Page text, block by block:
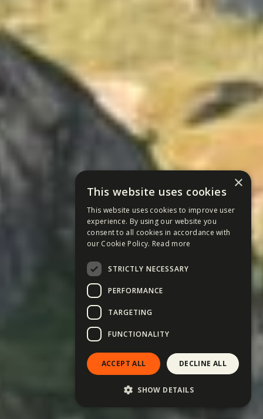
Du-mă acolo! →
×
This website uses cookies
This website uses cookies to improve user
experience. By using our website you
consent to all cookies in accordance with
our Cookie Policy. Read more
STRICTLY NECESSARY
PERFORMANCE
TARGETING
FUNCTIONALITY
ACCEPT ALL DECLINE ALL
SHOW DETAILS